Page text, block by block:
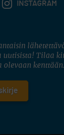
INSTAGRAM
Tilaa
olevaan kenttään.